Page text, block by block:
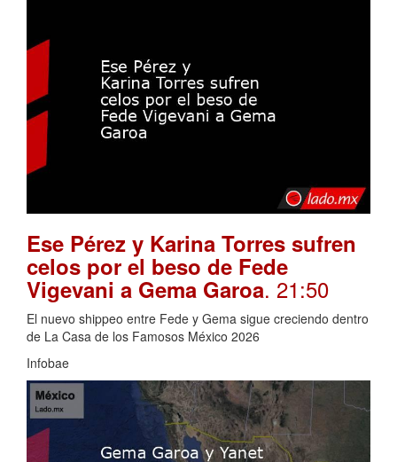
Ese Pérez y Karina Torres sufren
celos por el beso de Fede
Vigevani a Gema Garoa. 21:50
El nuevo shippeo entre Fede y Gema sigue creciendo dentro
de La Casa de los Famosos México 2026
Infobae